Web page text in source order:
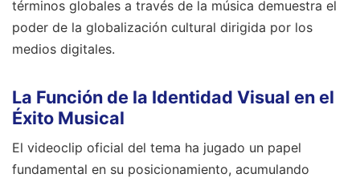
términos globales a través de la música demuestra el
poder de la globalización cultural dirigida por los
medios digitales.
La Función de la Identidad Visual en el
Éxito Musical
El videoclip oficial del tema ha jugado un papel
fundamental en su posicionamiento, acumulando